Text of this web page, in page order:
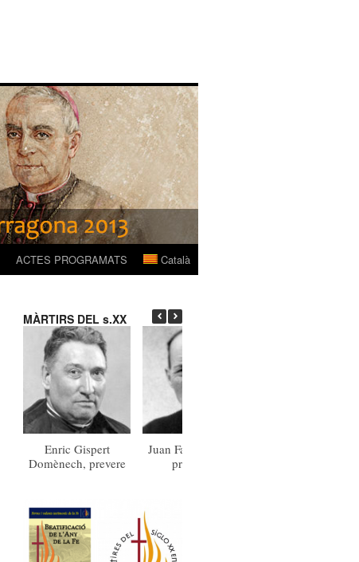
ACTES PROGRAMATS Català
MÀRTIRS DEL s.XX
Enric Gispert
Domènech, prevere
Juan Farriol Sabaté,
presbítero